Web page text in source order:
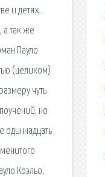
и детях.
а так же
Пауло
(целиком)
чуть
но
одиннадцать
Коэльо,